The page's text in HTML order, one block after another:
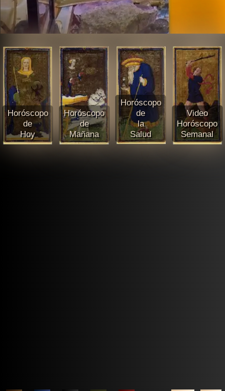
Horóscopo
de
Hoy
Horóscopo
de
Mañana
Horóscopo
de
la
Salud
Video
Horóscopo
Semanal